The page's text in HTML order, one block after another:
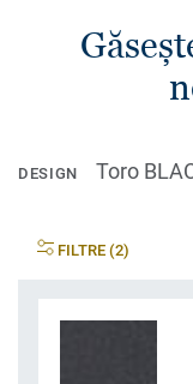
DESIGN Toro
FILTRE (2)